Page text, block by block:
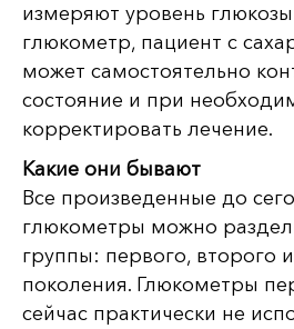
измеряют уровень
глюкометр, пациент с
может самостоятельно
состояние и при
корректировать лечение.
Какие они бывают
Все произведенные до
глюкометры можно
группы: первого, второго
поколения. Глюкометры
сейчас практически не